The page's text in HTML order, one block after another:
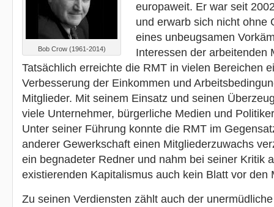
Bob Crow (1961-2014)
europaweit. Er war seit
und erwarb sich nicht ohne
eines unbeugsamen
Interessen der arbeitenden
Tatsächlich erreichte die RMT in vielen Bereichen
Verbesserung der Einkommen und
Mitglieder. Mit seinem Einsatz und seinen
viele Unternehmer, bürgerliche Medien und
Unter seiner Führung konnte die RMT im
anderer Gewerkschaft einen Mitgliederzuwachs
ein begnadeter Redner und nahm bei seiner Kritik
existierenden Kapitalismus auch kein Blatt vor den
Zu seinen Verdiensten zählt auch der